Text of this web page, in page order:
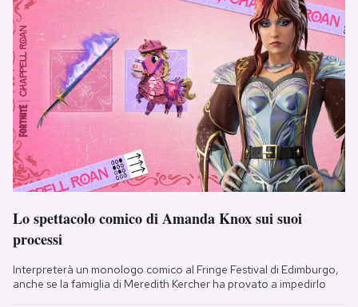
Lo spettacolo comico di Amanda Knox sui suoi
processi
Interpreterà un monologo comico al Fringe Festival di Edimburgo,
anche se la famiglia di Meredith Kercher ha provato a impedirlo